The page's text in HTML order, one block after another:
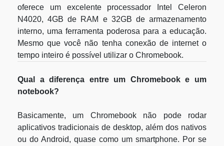
oferece um excelente processador Intel Celeron
N4020, 4GB de RAM e 32GB de armazenamento
interno, uma ferramenta poderosa para a educação.
Mesmo que você não tenha conexão de internet o
tempo inteiro é possível utilizar o Chromebook.
Qual a diferença entre um Chromebook e um
notebook?
Basicamente, um Chromebook não pode rodar
aplicativos tradicionais de desktop, além dos nativos
ou do Android, quase como um smartphone. Por se